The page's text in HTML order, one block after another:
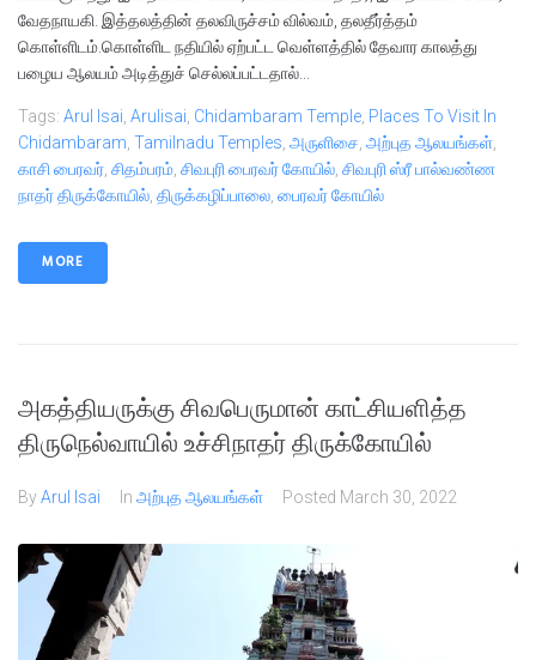
வேதநாயகி. இத்தலத்தின் தலவிருச்சம் வில்வம், தலதீர்த்தம்
கொள்ளிடம்.கொள்ளிட நதியில் ஏற்பட்ட வெள்ளத்தில் தேவார காலத்து
பழைய ஆலயம் அடித்துச் செல்லப்பட்டதால்...
Tags: Arul Isai, Arulisai, Chidambaram Temple, Places To Visit In
Chidambaram, Tamilnadu Temples, அருளிசை, அற்புத ஆலயங்கள்,
காசி பைரவர், சிதம்பரம், சிவபுரி பைரவர் கோயில், சிவபுரி ஸ்ரீ பால்வண்ண
நாதர் திருக்கோயில், திருக்கழிப்பாலை, பைரவர் கோயில்
MORE
அகத்தியருக்கு சிவபெருமான் காட்சியளித்த
திருநெல்வாயில் உச்சிநாதர் திருக்கோயில்
ByArul Isai In அற்புத ஆலயங்கள் Posted March 30, 2022